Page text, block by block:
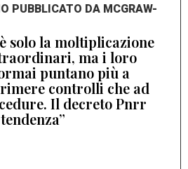
PUBBLICATO DA MCGRAW-
solo la moltiplicazione
ma i loro
puntano più a
controlli che ad
Il decreto Pnrr